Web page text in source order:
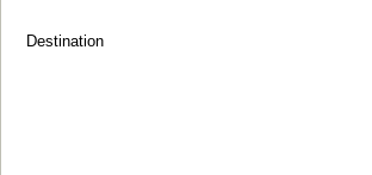
Destination